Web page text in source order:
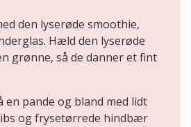
den lyserøde smoothie,
Hæld den lyserøde
grønne, så de danner et fint
en pande og bland med lidt
og frysetørrede hindbær